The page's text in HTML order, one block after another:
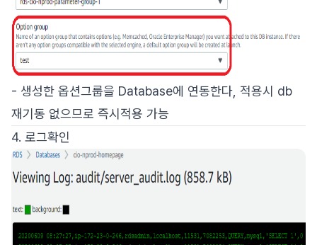
- 생성한 옵션그룹을 Database에 연동한다, 적용시 db
재기동 없으므로 즉시적용 가능
4. 로그확인